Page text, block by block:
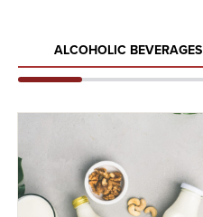
ALCOHOLIC BEVERAGES